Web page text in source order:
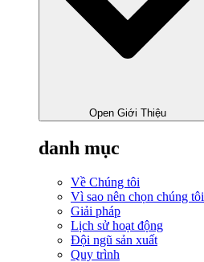
Open Giới Thiệu
danh mục
Về Chúng tôi
Vì sao nên chọn chúng tôi
Giải pháp
Lịch sử hoạt động
Đội ngũ sản xuất
Quy trình